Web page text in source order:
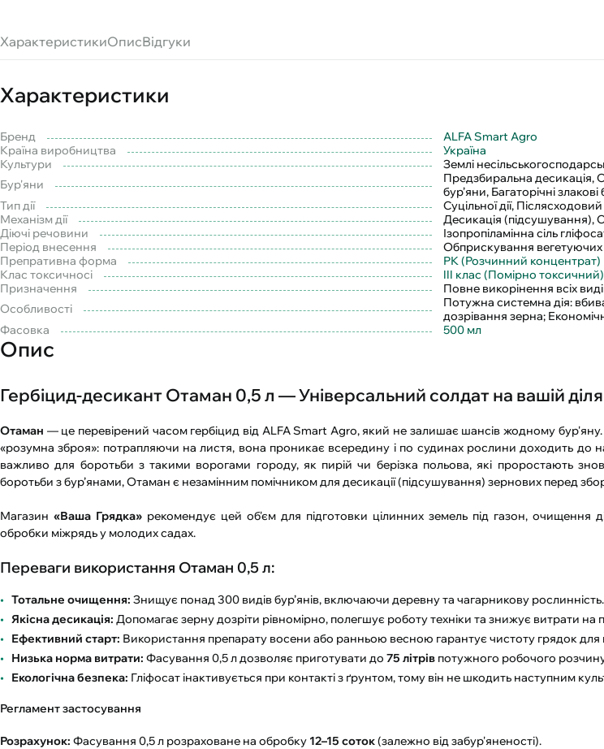
ХарактеристикиОписВідгуки
Характеристики
Бренд
ALFA Smart Agro
Країна виробництва
Україна
Культури
Землі
Бур'яни
Предзбиральна десикація,
бур’яни, Багаторічні
Тип дії
Суцільної дії, Післясходовий
Механізм дії
Десикація
Діючі речовини
Ізопропіламінна сіль
Період внесення
Обприскування вегетуючих
Препративна форма
РК (Розчинний концентрат)
Клас токсичносі
III клас (Помірно токсичний)
Призначення
Повне викорінення всіх
Особливості
Потужна системна дія:
дозрівання зерна;
Фасовка
500 мл
Опис
Гербіцид-десикант Отаман 0,5 л — Універсальний солдат на вашій
Отаман — це перевірений часом гербіцид від ALFA Smart Agro, який не залишає шансів жодному
«розумна зброя»: потрапляючи на листя, вона проникає всередину і по судинах рослини доходить до
важливо для боротьби з такими ворогами городу, як пирій чи берізка польова, які проростають
боротьби з бур’янами, Отаман є незамінним помічником для десикації (підсушування) зернових перед
Магазин «Ваша Грядка» рекомендує цей об'єм для підготовки цілинних земель під газон, очищення
обробки міжрядь у молодих садах.
Переваги використання Отаман 0,5 л:
Тотальне очищення: Знищує понад 300 видів бур’янів, включаючи деревну та чагарникову рослинність.
Якісна десикація: Допомагає зерну дозріти рівномірно, полегшує роботу техніки та знижує витрати
Ефективний старт: Використання препарату восени або ранньою весною гарантує чистоту грядок для
Низька норма витрати: Фасування 0,5 л дозволяє приготувати до 75 літрів потужного робочого
Екологічна безпека: Гліфосат інактивується при контакті з ґрунтом, тому він не шкодить наступним
Регламент застосування
Розрахунок: Фасування 0,5 л розраховане на обробку 12–15 соток(залежно від забур'яненості).